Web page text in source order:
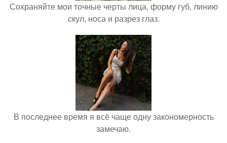
Сохраняйте мои точные черты лица, форму губ, линию
скул, носа и разрез глаз.
В последнее время я всё чаще одну закономерность
замечаю.